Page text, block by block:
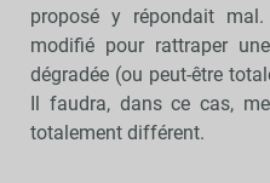
proposé y répondait
modifié pour rattraper
dégradée (ou peut-être
Il faudra, dans ce cas,
totalement différent.